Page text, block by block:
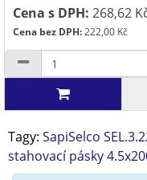
Cena s DPH: 268,62
Cena bez DPH:222,00 Kč
Tagy: SapiSelco
stahovací pásky